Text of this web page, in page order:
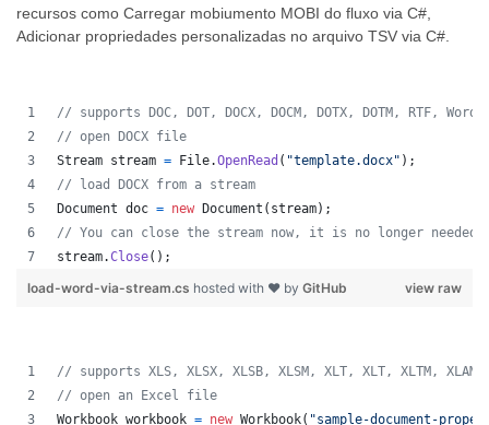
recursos como Carregar mobiumento MOBI do fluxo via C#,
Adicionar propriedades personalizadas no arquivo TSV via C#.
// supports DOC, DOT, DOCX, DOCM, DOTX, DOTM, RTF,
// open DOCX file
Stream stream = File.OpenRead ( "template.docx" ) ;
// load DOCX from a stream
Document doc = new Document ( stream) ;
// You can close the stream now, it is no longer needed
stream.Close( ) ;
view raw
load-word-via-stream.cs hosted with ❤ by GitHub
// supports XLS, XLSX, XLSB, XLSM, XLT, XLT, XLTM,
// open an Excel file
Workbook workbook = new Workbook( "sample-document-